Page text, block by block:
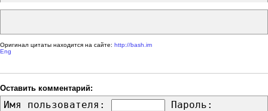
Оригинал цитаты находится на сайте: http://bash.im
Eng
Оставить комментарий:
Имя пользователя:
Пароль: